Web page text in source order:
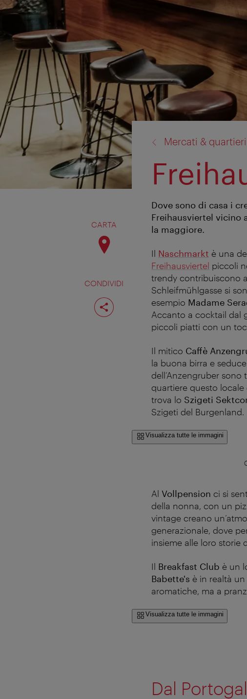
CARTA
CONDIVIDI
Condividi
pagina
Mercati &
Dove sono di casa i
Freihausviertel vicino
la maggiore.
Il Naschmarkt è una
Freihausviertel piccoli
trendy contribuiscono
Schleifmühlgasse si
esempio Madame
Accanto a cocktail dal
piccoli piatti con un
Il mitico Caffè
la buona birra e
dell’Anzengruber
quartiere questo
trova lo Szigeti
Szigeti del Burgenland.
Visualizza tutte le immagini
Al Vollpension ci si
della nonna, con un
vintage creano
generazionale, dove
insieme alle loro storie
Il Breakfast Club è un
Babette's è in realtà
aromatiche, ma a
Visualizza tutte le immagini
Dal